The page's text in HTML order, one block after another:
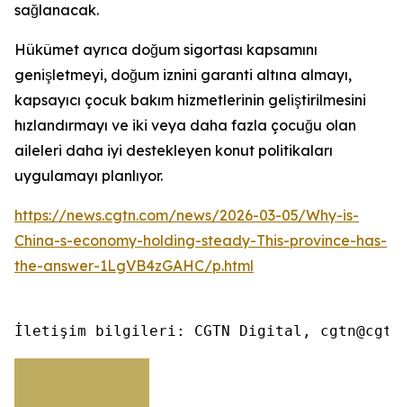
sağlanacak.
Hükûmet ayrıca doğum sigortası kapsamını
genişletmeyi, doğum iznini garanti altına almayı,
kapsayıcı çocuk bakım hizmetlerinin geliştirilmesini
hızlandırmayı ve iki veya daha fazla çocuğu olan
aileleri daha iyi destekleyen konut politikaları
uygulamayı planlıyor.
https://news.cgtn.com/news/2026-03-05/Why-is-
China-s-economy-holding-steady-This-province-has-
the-answer-1LgVB4zGAHC/p.html
İletişim bilgileri: CGTN Digital,